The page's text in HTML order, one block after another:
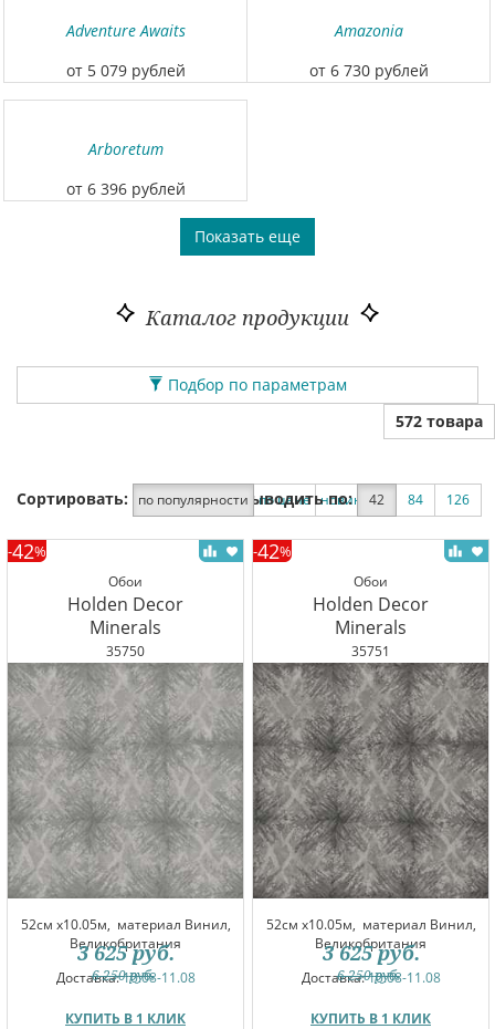
Adventure Awaits
от 5 079 рублей
Amazonia
от 6 730 рублей
Arboretum
от 6 396 рублей
Показать еще
Каталог продукции
Подбор по параметрам
572 товара
Сортировать: по популярности по цене новинки по скидке
Выводить по: 42 84 126
Обои
Holden Decor
Minerals
35750
-42%
52см x10.05м, материал Винил,
Великобритания
Доставка:10.08-11.08
КУПИТЬ В 1 КЛИК
6 250руб.
3 625 руб.
Обои
Holden Decor
Minerals
35751
-42%
52см x10.05м, материал Винил,
Великобритания
Доставка:10.08-11.08
КУПИТЬ В 1 КЛИК
6 250руб.
3 625 руб.